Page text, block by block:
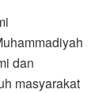
dan
masyarakat